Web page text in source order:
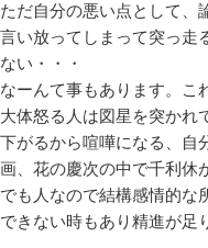
ただ自分の悪い点として、
言い放ってしまって突っ走
ない・・・
なーんて事もあります。こ
大体怒る人は図星を突かれ
下がるから喧嘩になる、自
画、花の慶次の中で千利休
でも人なので結構感情的な
できない時もあり精進が足